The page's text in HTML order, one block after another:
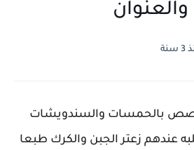
بالحمسات والسندويشات
عندهم زعتر الجبن والكرك طبعا